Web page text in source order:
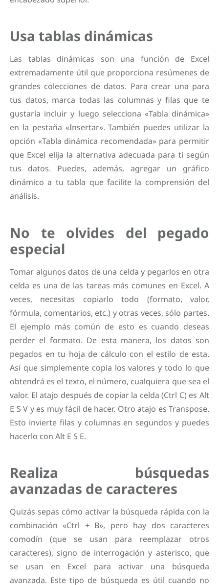
Usa tablas dinámicas
Las tablas dinámicas son una función de Excel
extremadamente útil que proporciona resúmenes de
grandes colecciones de datos. Para crear una para
tus datos, marca todas las columnas y filas que te
gustaría incluir y luego selecciona «Tabla dinámica»
en la pestaña «Insertar». También puedes utilizar la
opción «Tabla dinámica recomendada» para permitir
que Excel elija la alternativa adecuada para ti según
tus datos. Puedes, además, agregar un gráfico
dinámico a tu tabla que facilite la comprensión del
análisis.
No te olvides del pegado
especial
Tomar algunos datos de una celda y pegarlos en otra
celda es una de las tareas más comunes en Excel. A
veces, necesitas copiarlo todo (formato, valor,
fórmula, comentarios, etc.) y otras veces, sólo partes.
El ejemplo más común de esto es cuando deseas
perder el formato. De esta manera, los datos son
pegados en tu hoja de cálculo con el estilo de esta.
Así que simplemente copia los valores y todo lo que
obtendrá es el texto, el número, cualquiera que sea el
valor. El atajo después de copiar la celda (Ctrl C) es Alt
E S V y es muy fácil de hacer. Otro atajo es Transpose.
Esto invierte filas y columnas en segundos y puedes
hacerlo con Alt E S E.
Realiza búsquedas
avanzadas de caracteres
Quizás sepas cómo activar la búsqueda rápida con la
combinación «Ctrl + B», pero hay dos caracteres
comodín (que se usan para reemplazar otros
caracteres), signo de interrogación y asterisco, que
se usan en Excel para activar una búsqueda
avanzada. Este tipo de búsqueda es útil cuando no